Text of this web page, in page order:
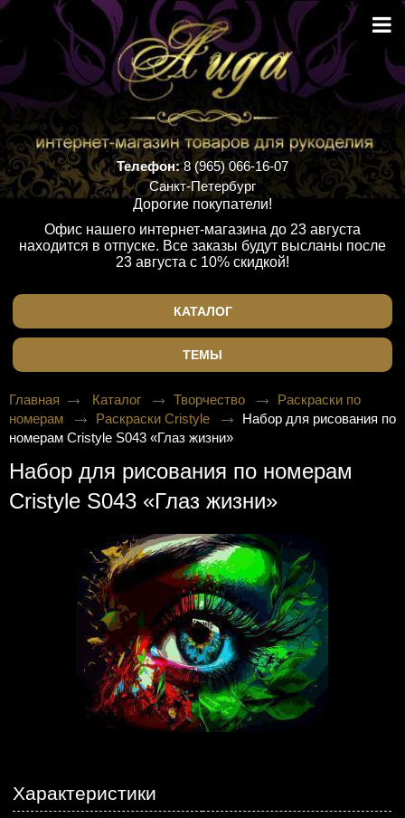
Телефон:8 (965) 066-16-07
Санкт-Петербург
Дорогие покупатели!
Офис нашего интернет-магазина до 23 августа
находится в отпуске. Все заказы будут высланы после
23 августа с 10% скидкой!
КАТАЛОГ
ТЕМЫ
Главная Каталог Творчество
Раскраски по
номерам
Раскраски Cristyle
Набор для рисования по
номерам Cristyle S043 «Глаз жизни»
Набор для рисования по номерам
Cristyle S043 «Глаз жизни»
Характеристики